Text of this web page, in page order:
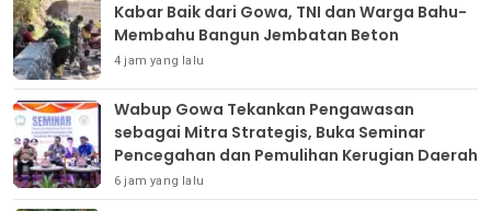
Kabar Baik dari Gowa, TNI dan Warga Bahu-
Membahu Bangun Jembatan Beton
4 jam yang lalu
Wabup Gowa Tekankan Pengawasan
sebagai Mitra Strategis, Buka Seminar
Pencegahan dan Pemulihan Kerugian Daerah
6 jam yang lalu